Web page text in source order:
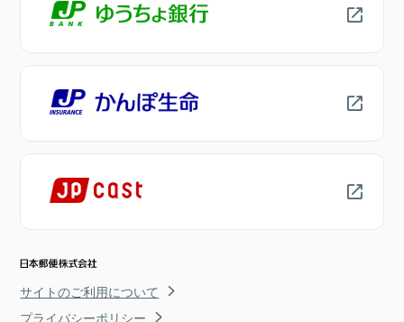
サイトのご利用について
プライバシーポリシー